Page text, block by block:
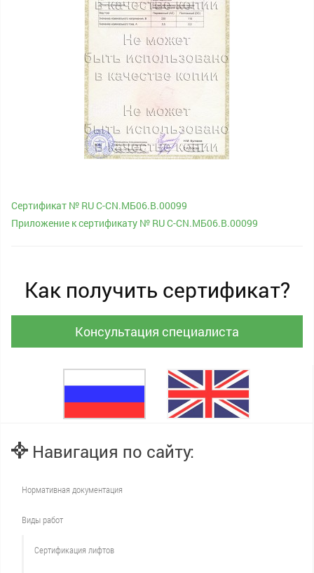
Сертификат № RU С-CN.МБ06.B.00099
Приложение к сертификату № RU С-CN.МБ06.B.00099
Как получить сертификат?
Консультация специалиста
Навигация по сайту:
Нормативная документация
Виды работ
Сертификация лифтов